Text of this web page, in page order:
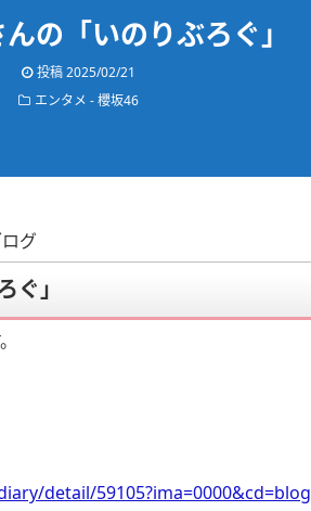
の「いのりぶろぐ」
投稿2025/02/21
エンタメ - 櫻坂46
グ
ぐ」
detail/59105?ima=0000&cd=blog